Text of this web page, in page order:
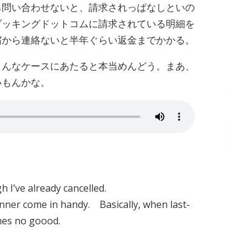
い合わせないと、請求されっぱなしといの
キングドットコムに請求されている明細を
ら連絡ないと半年ぐらい返金までかかる。
なケースにあたると本当めんどう。まあ、
んかな。
already cancelled.
come in handy. Basically, when last-
no goood.